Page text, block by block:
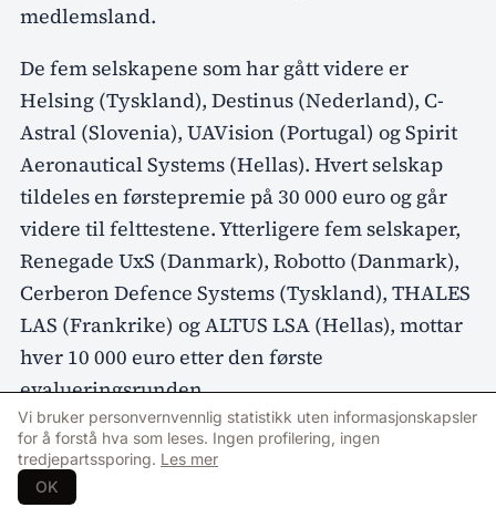
medlemsland.
De fem selskapene som har gått videre er
Helsing (Tyskland), Destinus (Nederland), C-
Astral (Slovenia), UAVision (Portugal) og Spirit
Aeronautical Systems (Hellas). Hvert selskap
tildeles en førstepremie på 30 000 euro og går
videre til felttestene. Ytterligere fem selskaper,
Renegade UxS (Danmark), Robotto (Danmark),
Cerberon Defence Systems (Tyskland), THALES
LAS (Frankrike) og ALTUS LSA (Hellas), mottar
hver 10 000 euro etter den første
evalueringsrunden.
Ifølge EDA innebærer ikke avansementet at
systemene er ferdige for anskaffelse eller
operativ bruk. Formålet med konkurransen er i
Vi bruker personvernvennlig statistikk uten informasjonskapsler
for å forstå hva som leses. Ingen profilering, ingen
tredjepartssporing. Les mer
OK